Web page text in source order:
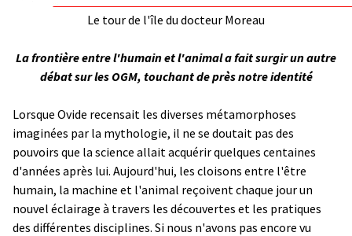
Le tour de l'île du docteur Moreau
La frontière entre l'humain et l'animal a fait surgir un autre
débat sur les OGM, touchant de près notre identité
Lorsque Ovide recensait les diverses métamorphoses
imaginées par la mythologie, il ne se doutait pas des
pouvoirs que la science allait acquérir quelques centaines
d'années après lui. Aujourd'hui, les cloisons entre l'être
humain, la machine et l'animal reçoivent chaque jour un
nouvel éclairage à travers les découvertes et les pratiques
des différentes disciplines. Si nous n'avons pas encore vu